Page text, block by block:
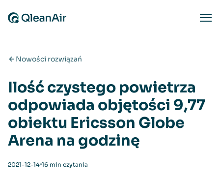
Nowości rozwiązań
Ilość czystego powietrza
odpowiada objętości 9,77
obiektu Ericsson Globe
Arena na godzinę
2021-12-14⋅16 min czytania